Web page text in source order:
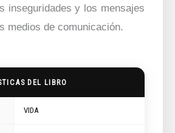
inseguridades y los mensajes
medios de comunicación.
DEL LIBRO
VIDA